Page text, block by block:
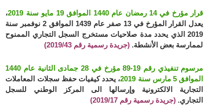
قرار مؤرخ في 14 رمضان عام 1440 الموافق 19 مايو سنة 2019
،
يعدل القرار المؤرخ في 13 صفر عام 1439 الموافق 2 نوفمبر سنة
2019 الذي يحدد مدة صلاحيات مستخرج السجل التجاري الممنوح
لممارسة بعض الأنشطة. (جريدة رسمية رقم 2019/43)
مرسوم تنفيذي رقم 19-89 مؤرخ في 28 جمادى الثانية عام 1440
الموافق 5 مارس سنة 2019
، يحدد كيفيات حفظ سجلات المعاملات
التجارية الالكترونية وإرسالها الى المركز الوطني للسجل
التجاري. (جريدة رسمية رقم 2019/17)